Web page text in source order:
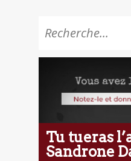
Tu tueras
Sandrone